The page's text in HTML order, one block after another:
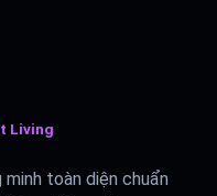
Living
toàn diện chuẩn